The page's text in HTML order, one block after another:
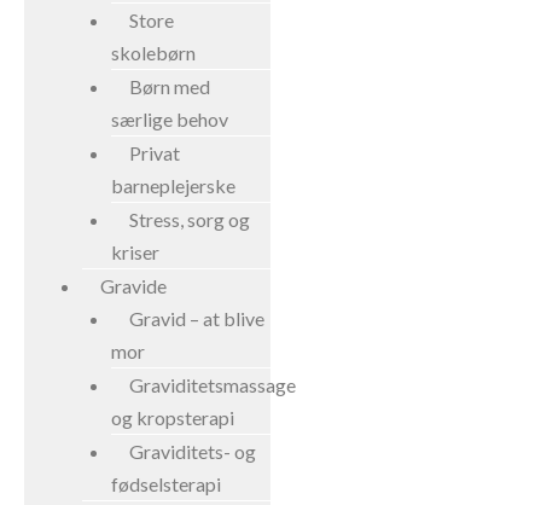
Store
skolebørn
Børn med
særlige behov
Privat
barneplejerske
Stress, sorg og
kriser
Gravide
Gravid – at blive
mor
Graviditetsmassage
og kropsterapi
Graviditets- og
fødselsterapi